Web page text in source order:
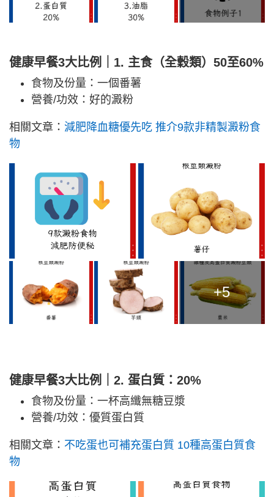
健康早餐3大比例｜1. 主食（全穀類）50至60%
食物及份量：一個番薯
營養/功效：好的澱粉
相關文章： 減肥降血糖優先吃 推介9款非精製澱粉食
物
+5
健康早餐3大比例｜2. 蛋白質：20%
食物及份量：一杯高纖無糖豆漿
營養/功效：優質蛋白質
相關文章： 不吃蛋也可補充蛋白質 10種高蛋白質食
物